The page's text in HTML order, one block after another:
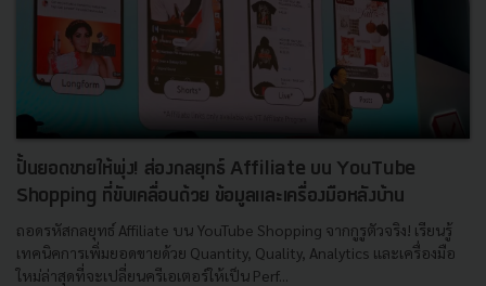
ปั้นยอดขายให้พุ่ง! ส่องกลยุทธ์ Affiliate บน YouTube
Shopping ที่ขับเคลื่อนด้วย ข้อมูลและเครื่องมือหลังบ้าน
ถอดรหัสกลยุทธ์ Affiliate บน YouTube Shopping จากกูรูตัวจริง! เรียนรู้
เทคนิคการเพิ่มยอดขายด้วย Quantity, Quality, Analytics และเครื่องมือ
ใหม่ล่าสุดที่จะเปลี่ยนครีเอเตอร์ให้เป็น Perf...